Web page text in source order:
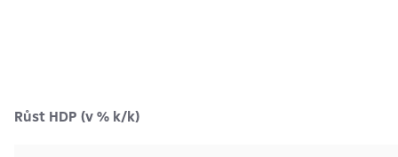
Růst HDP (v % k/k)